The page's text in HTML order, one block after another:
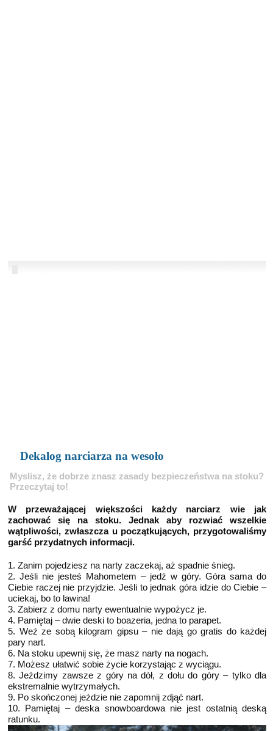
Dekalog narciarza na wesoło
Myslisz, że dobrze znasz zasady bezpieczeństwa na stoku?
Przeczytaj to!
W przeważającej większości każdy narciarz wie jak
zachować się na stoku. Jednak aby rozwiać wszelkie
wątpliwości, zwłaszcza u początkujących, przygotowaliśmy
garść przydatnych informacji.
1. Zanim pojedziesz na narty zaczekaj, aż spadnie śnieg.
2. Jeśli nie jesteś Mahometem – jedź w góry. Góra sama do
Ciebie raczej nie przyjdzie. Jeśli to jednak góra idzie do Ciebie –
uciekaj, bo to lawina!
3. Zabierz z domu narty ewentualnie wypożycz je.
4. Pamiętaj – dwie deski to boazeria, jedna to parapet.
5. Weź ze sobą kilogram gipsu – nie dają go gratis do każdej
pary nart.
6. Na stoku upewnij się, że masz narty na nogach.
7. Możesz ułatwić sobie życie korzystając z wyciągu.
8. Jeździmy zawsze z góry na dół, z dołu do góry – tylko dla
ekstremalnie wytrzymałych.
9. Po skończonej jeździe nie zapomnij zdjąć nart.
10. Pamiętaj – deska snowboardowa nie jest ostatnią deską
ratunku.